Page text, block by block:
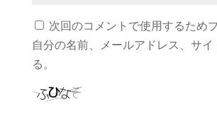
次回のコメントで使用するため
自分の名前、メールアドレス、サイ
る。